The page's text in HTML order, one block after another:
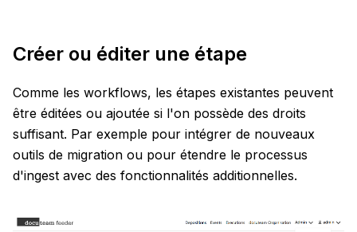
Créer ou éditer une étape
Comme les workflows, les étapes existantes peuvent
être éditées ou ajoutée si l'on possède des droits
suffisant. Par exemple pour intégrer de nouveaux
outils de migration ou pour étendre le processus
d'ingest avec des fonctionnalités additionnelles.